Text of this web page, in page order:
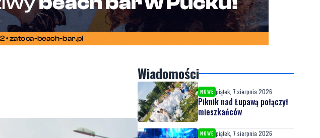
Wiadomości
NOWE piątek, 7 sierpnia 2026
Piknik nad Łupawą połączył
mieszkańców
NOWE piątek, 7 sierpnia 2026